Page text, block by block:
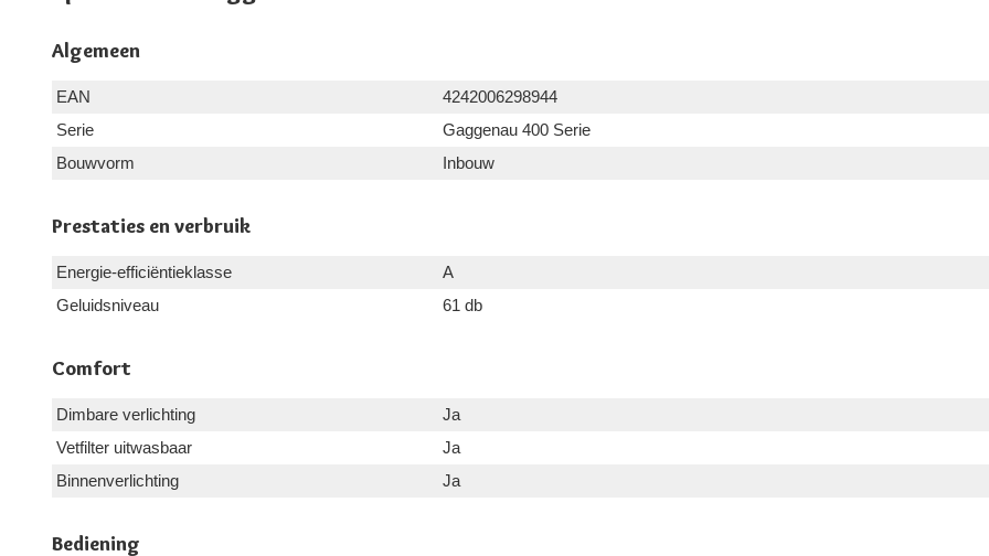
Algemeen
EAN
4242006298944
Serie
Gaggenau 400 Serie
Bouwvorm
Inbouw
Prestaties en verbruik
Energie-efficiëntieklasse
A
Geluidsniveau
61 db
Comfort
Dimbare verlichting
Ja
Vetfilter uitwasbaar
Ja
Binnenverlichting
Ja
Bediening